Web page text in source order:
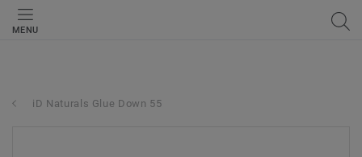
MENU
iD Naturals Glue Down 55